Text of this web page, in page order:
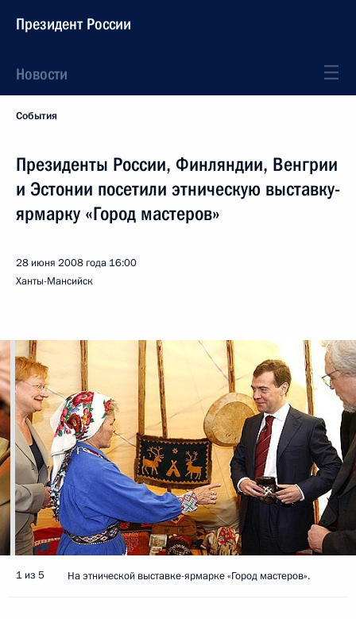
Президент России
Новости
События
Президенты России, Финляндии, Венгрии
и Эстонии посетили этническую выставку-
ярмарку «Город мастеров»
28 июня 2008 года 16:00
Ханты-Мансийск
1 из 5 На этнической выставке-ярмарке «Город мастеров».